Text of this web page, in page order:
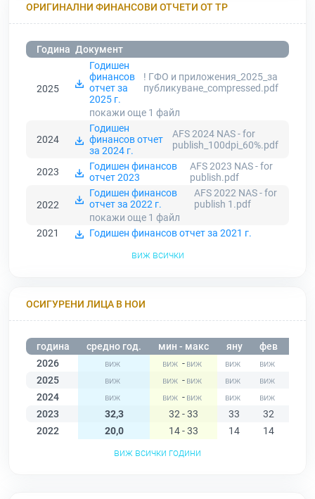
ОРИГИНАЛНИ ФИНАНСОВИ ОТЧЕТИ ОТ ТР
Година Документ
2025
Годишен
финансов
отчет за
2025 г.
! ГФО и приложения_2025_за
публикуване_compressed.pdf
покажи още 1 файл
2024
Годишен
финансов отчет
за 2024 г.
AFS 2024 NAS - for
publish_100dpi_60%.pdf
2023
Годишен финансов
отчет 2023
AFS 2023 NAS - for
publish.pdf
2022
Годишен финансов
отчет за 2022 г.
AFS 2022 NAS - for
publish 1.pdf
покажи още 1 файл
2021
Годишен финансов отчет за 2021 г.
виж всички
ОСИГУРЕНИ ЛИЦА В НОИ
година средно год. мин - макс яну фев
2026
-
2025
-
2024
-
2023
32,3 32 - 33 33 32
2022
20,0 14 - 33 14 14
виж всички години